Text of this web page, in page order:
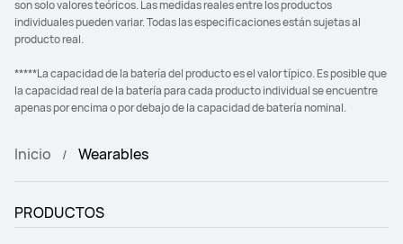
son solo valores teóricos. Las medidas reales entre los productos
individuales pueden variar. Todas las especificaciones están sujetas al
producto real.
*****La capacidad de la batería del producto es el valor típico. Es posible que
la capacidad real de la batería para cada producto individual se encuentre
apenas por encima o por debajo de la capacidad de batería nominal.
Inicio Wearables
PRODUCTOS